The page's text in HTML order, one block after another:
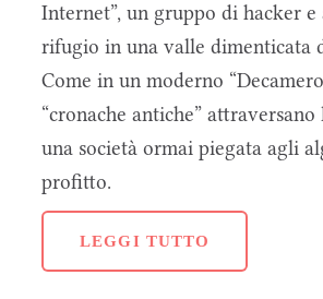
Internet”, un gruppo di hacker
rifugio in una valle dimenticata
Come in un moderno
“cronache antiche”
una società ormai piegata agli
profitto.
LEGGI TUTTO